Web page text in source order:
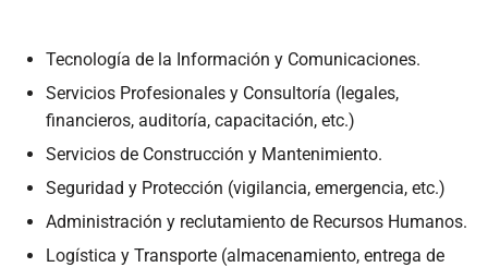
Tecnología de la Información y Comunicaciones.
Servicios Profesionales y Consultoría (legales,
financieros, auditoría, capacitación, etc.)
Servicios de Construcción y Mantenimiento.
Seguridad y Protección (vigilancia, emergencia, etc.)
Administración y reclutamiento de Recursos Humanos.
Logística y Transporte (almacenamiento, entrega de